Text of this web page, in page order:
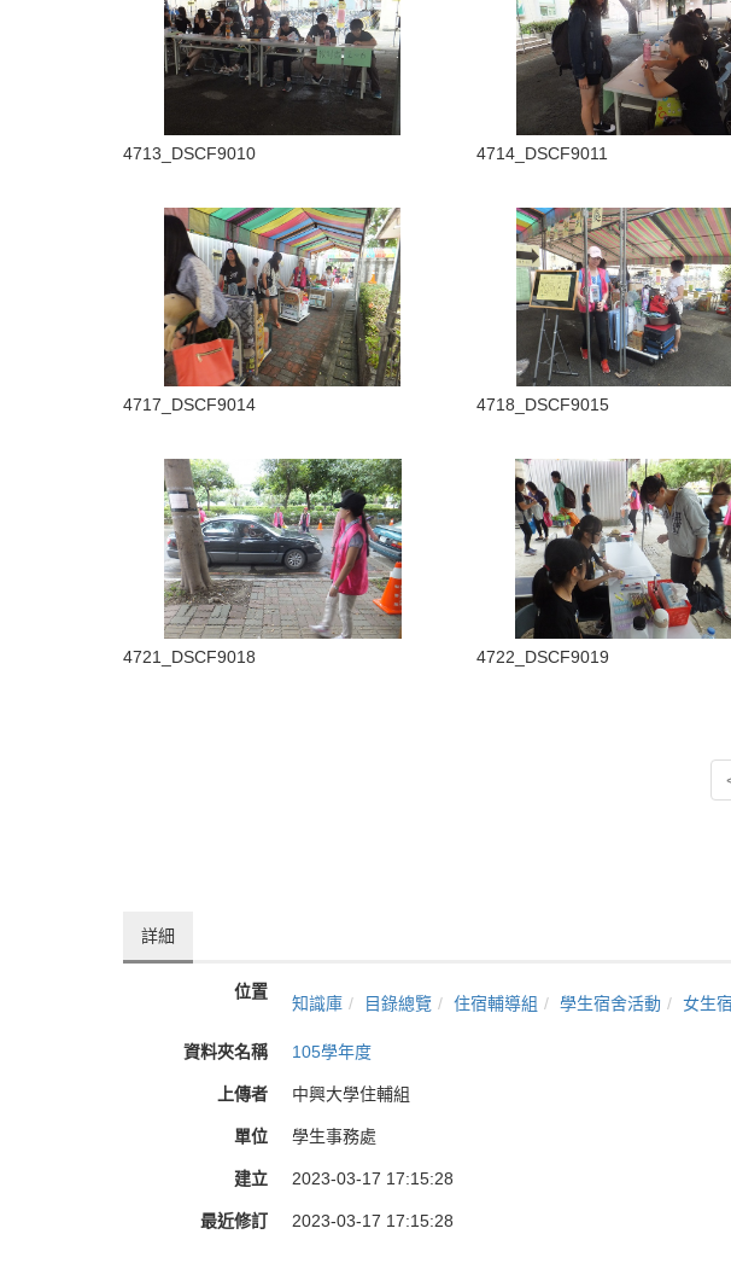
4713_DSCF9010 4714_DSCF9011
4717_DSCF9014 4718_DSCF9015
4721_DSCF9018 4722_DSCF9019
詳細
位置
知識庫 目錄總覽 住宿輔導組 學生宿舍活動 女生
資料夾名稱 105學年度
上傳者 中興大學住輔組
單位 學生事務處
建立 2023-03-17 17:15:28
最近修訂 2023-03-17 17:15:28